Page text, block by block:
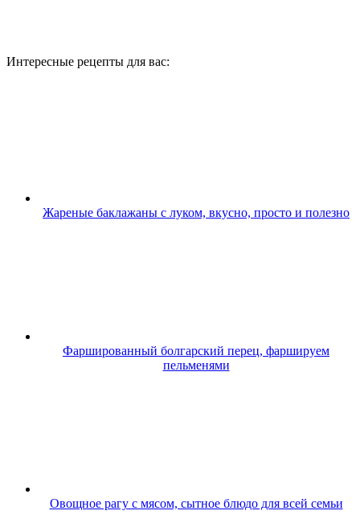
Интересные рецепты для вас:
Жареные баклажаны с луком, вкусно, просто и полезно
Фаршированный болгарский перец, фаршируем
пельменями
Овощное рагу с мясом, сытное блюдо для всей семьи